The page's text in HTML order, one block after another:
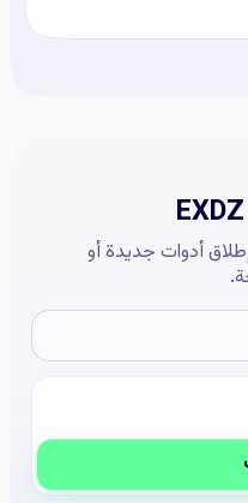
أدوات جديدة أو